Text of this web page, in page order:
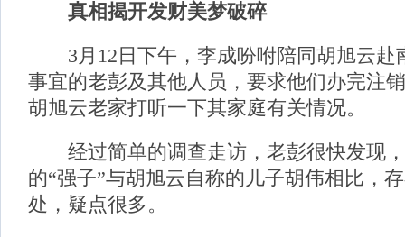
真相揭开发财美梦破碎
3月12日下午，李成吩咐陪同胡旭云赴
事宜的老彭及其他人员，要求他们办完注
胡旭云老家打听一下其家庭有关情况。
经过简单的调查走访，老彭很快发现，
的“强子”与胡旭云自称的儿子胡伟相比，
处，疑点很多。